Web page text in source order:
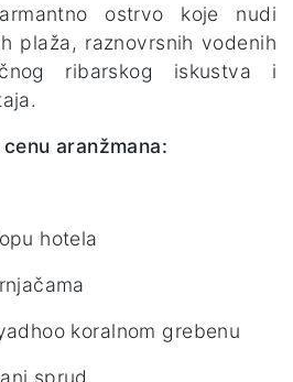
ostrvo koje nudi
plaža, raznovrsnih vodenih
ribarskog iskustva i
aranžmana:
hotela
koralnom grebenu
sprud